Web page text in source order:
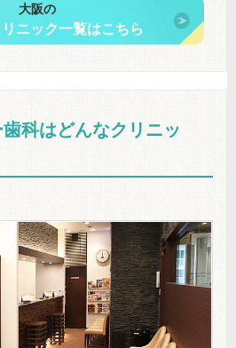
大阪の
ニック一覧はこちら
科はどんなクリニッ